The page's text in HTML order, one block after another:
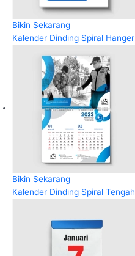
Bikin Sekarang
Kalender Dinding Spiral Hanger
Bikin Sekarang
Kalender Dinding Spiral Tengah